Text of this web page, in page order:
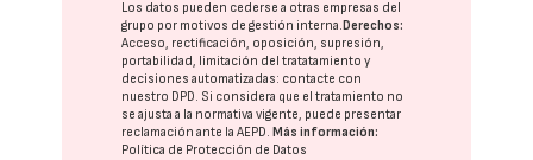
Los datos pueden cederse a otras empresas del
grupo por motivos de gestión interna. Derechos:
Acceso, rectificación, oposición, supresión,
portabilidad, limitación del tratatamiento y
decisiones automatizadas: contacte con
nuestro DPD. Si considera que el tratamiento no
se ajusta a la normativa vigente, puede presentar
reclamación ante laAEPD. Más información:
Política de Protección de Datos